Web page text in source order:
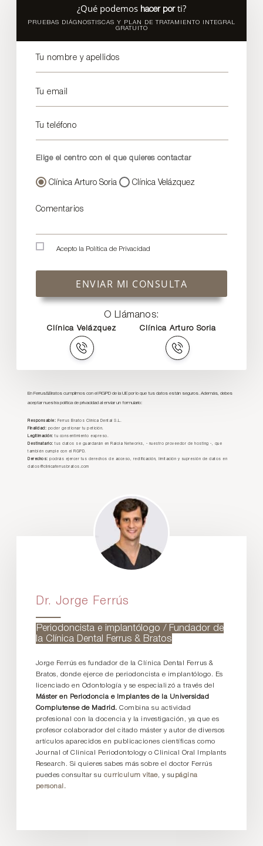
¿Qué podemos hacer porti?
PRUEBAS DIÁGNOSTISCAS Y PLAN DE TRATAMIENTO INTEGRAL
GRATUITO
Tu nombre y apellidos
Tu email
Tu teléfono
Elige el centro con el que quieres contactar
Clínica Arturo Soria Clínica Velázquez
Comentarios
Acepto la Política de Privacidad
ENVIAR MI CONSULTA
O Llámanos:
Clínica Velázquez Clínica Arturo Soria
En Ferrus&Bratos cumplimos con el RGPD de la UE por lo que tus datos están seguros. Además, debes
aceptar nuestra política de privacidad al enviar un formulario:
Responsable: Ferrus Bratos Clínica Dental S.L.
Finalidad: poder gestionar tu petición.
Legitimación: tu consentimiento expreso.
Destinatario: tus datos se guardarán en Raiola Networks, - nuestro proveedor de hosting -, que
también cumple con el RGPD.
Derechos: podrás ejercer tus derechos de acceso, rectificación, limitación y supresión de datos en
datos@clinicaferrusbratos.com
Dr. Jorge Ferrús
Periodoncista e implantólogo / Fundador de
la Clínica Dental Ferrus & Bratos
Jorge Ferrús es fundador de la Clínica Dental Ferrus &
Bratos, donde ejerce de periodoncista e implantólogo. Es
licenciado en Odontología y se especializó a través del
Máster en Periodoncia e Implantes de la Universidad
Complutense de Madrid. Combina su actividad
profesional con la docencia y la investigación, ya que es
profesor colaborador del citado máster y autor de diversos
artículos aparecidos en publicaciones científicas como
Journal of Clinical Periodontology o Clinical Oral Implants
Research. Si quieres sabes más sobre el doctor Ferrús
puedes consultar su curriculum vitae, y su página
personal.